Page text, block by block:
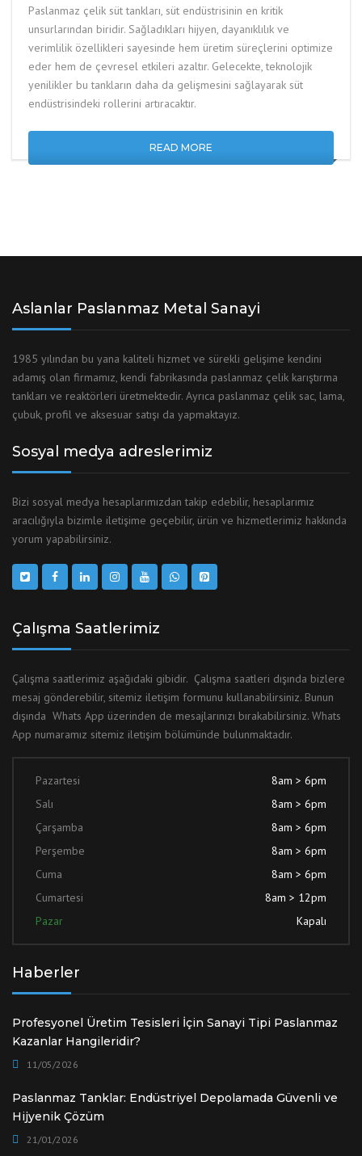
Paslanmaz çelik süt tankları, süt endüstrisinin en kritik
unsurlarından biridir. Sağladıkları hijyen, dayanıklılık ve
verimlilik özellikleri sayesinde hem üretim süreçlerini optimize
eder hem de çevresel etkileri azaltır. Gelecekte, teknolojik
yenilikler bu tankların daha da gelişmesini sağlayarak süt
endüstrisindeki rollerini artıracaktır.
READ MORE
Aslanlar Paslanmaz Metal Sanayi
1985 yılından bu yana kaliteli hizmet ve sürekli gelişime kendini
adamış olan firmamız, kendi fabrikasında paslanmaz çelik karıştırma
tankları ve reaktörleri üretmektedir. Ayrıca paslanmaz çelik sac, lama,
çubuk, profil ve aksesuar satışı da yapmaktayız.
Sosyal medya adreslerimiz
Bizi sosyal medya hesaplarımızdan takip edebilir, hesaplarımız
aracılığıyla bizimle iletişime geçebilir, ürün ve hizmetlerimiz hakkında
yorum yapabilirsiniz.
Çalışma Saatlerimiz
Çalışma saatlerimiz aşağıdaki gibidir. Çalışma saatleri dışında bizlere
mesaj gönderebilir, sitemiz iletişim formunu kullanabilirsiniz. Bunun
dışında Whats App üzerinden de mesajlarınızı bırakabilirsiniz. Whats
App numaramız sitemiz iletişim bölümünde bulunmaktadır.
Pazartesi
8am > 6pm
Salı
8am > 6pm
Çarşamba
8am > 6pm
Perşembe
8am > 6pm
Cuma
8am > 6pm
Cumartesi
8am > 12pm
Pazar
Kapalı
Haberler
Profesyonel Üretim Tesisleri İçin Sanayi Tipi Paslanmaz
Kazanlar Hangileridir?
11/05/2026
Paslanmaz Tanklar: Endüstriyel Depolamada Güvenli ve
Hijyenik Çözüm
21/01/2026